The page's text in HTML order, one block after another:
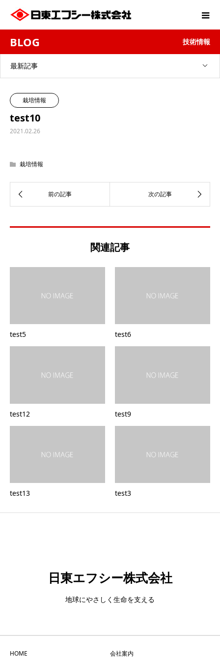
BLOG 技術情報
最新記事
栽培情報
test10
2021.02.26
栽培情報
関連記事
test5 test6
test12 test9
test13 test3
日東エフシー株式会社
地球にやさしく生命を支える
HOME 会社案内